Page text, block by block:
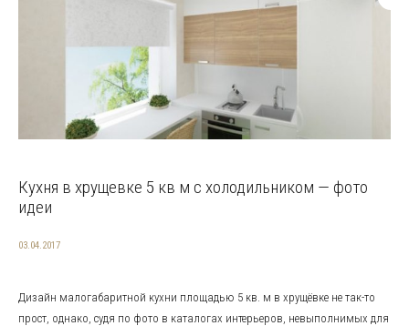
Кухня в хрущевке 5 кв м с холодильником — фото
идеи
03.04.2017
Дизайн малогабаритной кухни площадью 5 кв. м в хрущёвке не так-то
прост, однако, судя по фото в каталогах интерьеров, невыполнимых для